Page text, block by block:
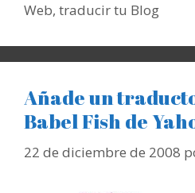
Web, traducir tu Blog
Añade un
Babel Fish de
22 de diciembre de 2008